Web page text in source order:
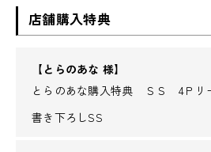
店舗購入特典
【とらのあな 様】
とらのあな購入特典 ＳＳ 4Ｐリ
書き下ろしSS